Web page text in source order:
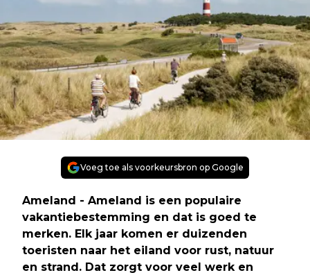
Voeg toe als voorkeursbron op Google
Ameland - Ameland is een populaire
vakantiebestemming en dat is goed te
merken. Elk jaar komen er duizenden
toeristen naar het eiland voor rust, natuur
en strand. Dat zorgt voor veel werk en